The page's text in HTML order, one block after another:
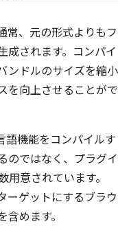
常、元の形式よりもフ
成されます。コンパイ
ンドルのサイズを縮小
を向上させることがで
語機能をコンパイルす
のではなく、プラグイ
意されています。
ーゲットにするブラウ
めます。